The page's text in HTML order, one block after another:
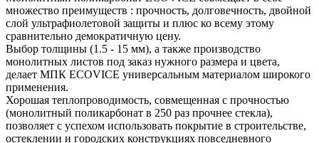
множество преимуществ : прочность, долговечность, двойной
слой ультрафиолетовой защиты и плюс ко всему этому
сравнительно демократичную цену.
Выбор толщины (1.5 - 15 мм), а также производство
монолитных листов под заказ нужного размера и цвета,
делает МПК ECOVICE универсальным материалом широкого
применения.
Хорошая теплопроводимость, совмещенная с прочностью
(монолитный поликарбонат в 250 раз прочнее стекла),
позволяет с успехом использовать покрытие в строительстве,
остеклении и городских конструкциях повседневного